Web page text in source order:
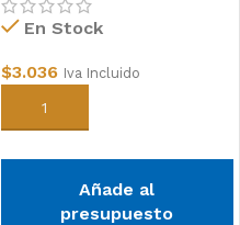
En Stock
$3.036 Iva Incluido
Añadir al carrito
Añade al
presupuesto